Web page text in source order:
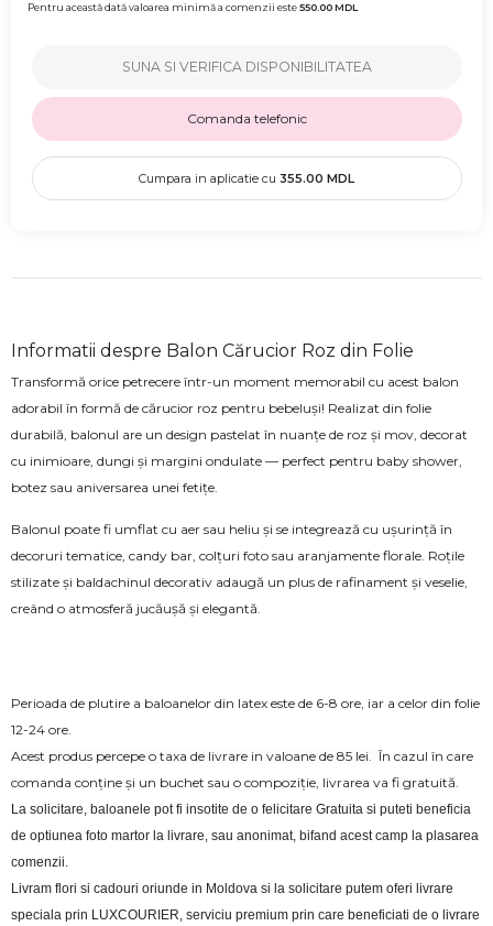
Pentru această dată valoarea minimă a comenzii este550.00MDL
SUNA SI VERIFICA DISPONIBILITATEA
Comanda telefonic
Cumpara in aplicatie cu 355.00 MDL
Informatii despre Balon Cărucior Roz din Folie
Transformă orice petrecere într-un moment memorabil cu acest balon
adorabil în formă de cărucior roz pentru bebeluși! Realizat din folie
durabilă, balonul are un design pastelat în nuanțe de roz și mov, decorat
cu inimioare, dungi și margini ondulate — perfect pentru baby shower,
botez sau aniversarea unei fetițe.
Balonul poate fi umflat cu aer sau heliu și se integrează cu ușurință în
decoruri tematice, candy bar, colțuri foto sau aranjamente florale. Roțile
stilizate și baldachinul decorativ adaugă un plus de rafinament și veselie,
creând o atmosferă jucăușă și elegantă.
Perioada de plutire a baloanelor din latex este de 6-8 ore, iar a celor din folie
12-24 ore.
Acest produs percepe o taxa de livrare in valoane de 85 lei. În cazul în care
comanda conține și un buchet sau o compoziție, livrarea va fi gratuită.
La solicitare, baloanele pot fi insotite de o felicitare Gratuita si puteti beneficia
de optiunea foto martor la livrare, sau anonimat, bifand acest camp la plasarea
comenzii.
Livram flori si cadouri oriunde in Moldova si la solicitare putem oferi livrare
speciala prin LUXCOURIER, serviciu premium prin care beneficiati de o livrare